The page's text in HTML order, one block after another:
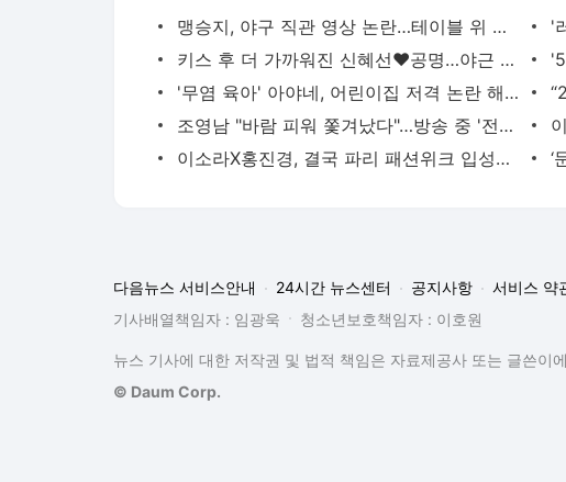
맹승지, 야구 직관 영상 논란…테이블 위 발 올리고 "그냥 트렌드?"
키스 후 더 가까워진 신혜선♥공명…야근 중 포착된 '초밀착 분위기' [은밀한 감사]
'무염 육아' 아야네, 어린이집 저격 논란 해명 "사탕 준 것 나쁘게 생각 안 해"
조영남 "바람 피워 쫓겨났다"…방송 중 '전처 윤여정' 언급하며 '충격 자학' [동치미]
이소라X홍진경, 결국 파리 패션위크 입성…"죽기 전에 다시 올 줄 몰랐다" [소라와 진경]
다음뉴스 서비스안내 24시간 뉴스센터 공지사항
서비스 약
기사배열책임자 : 임광욱
청소년보호책임자 : 이호원
뉴스 기사에 대한 저작권 및 법적 책임은 자료제공사 또는 글쓴이
© Daum Corp.